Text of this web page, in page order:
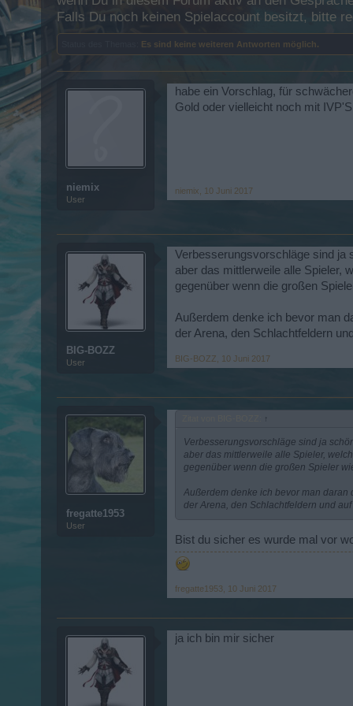
Falls Du noch keinen Spielaccount besitzt, bitte
Es sind keine weiteren Antworten möglich.
niemix
User
habe ein Vorschlag, für
Gold oder vielleicht noch mit
niemix
10 Juni 2017
BIG-BOZZ
User
Verbesserungsvorschläge sind ja
aber das mittlerweile alle Spieler,
gegenüber wenn die großen
Außerdem denke ich bevor man
der Arena, den Schlachtfeldern
BIG-BOZZ 10 Juni 2017
fregatte1953
User
↑
Verbesserungsvorschläge sind ja
aber das mittlerweile alle Spieler,
gegenüber wenn die großen Spieler
Außerdem denke ich bevor man
der Arena, den Schlachtfeldern und
Bist du sicher es wurde mal vor
fregatte1953 10 Juni 2017
ja ich bin mir sicher